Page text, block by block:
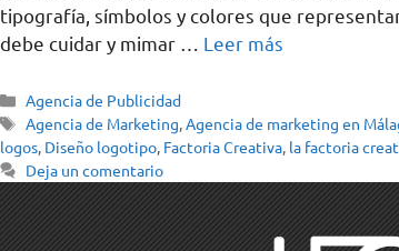
tipografía, símbolos y colores que
debe cuidar y mimar … Leer más
Agencia de Publicidad
Agencia de Marketing,Agencia de marketing en
logos, Diseño logotipo, Factoria Creativa, la factoria
Deja un comentario